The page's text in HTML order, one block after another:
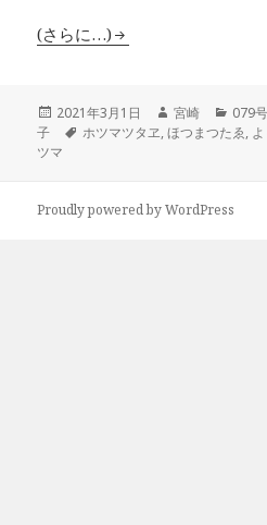
(さらに…)
投
稿
日:
2021年3月1日
作
成
宮崎
カ
テ
079
子
タ
ホツマツタヱ,ほつまつたゑ,
ツマ
Proudly powered by WordPress